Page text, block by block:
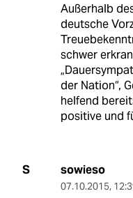
Außerhalb
deutsche
schwer
der Nation“,
helfend
positive und
S sowieso
07.10.2015,